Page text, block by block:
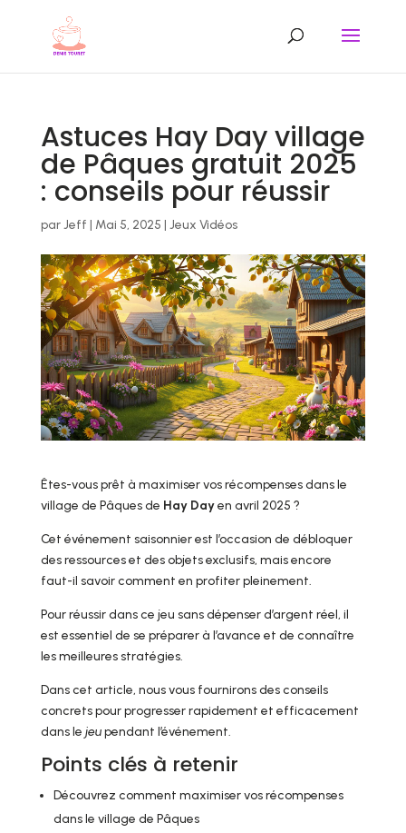
Astuces Hay Day village
de Pâques gratuit 2025
: conseils pour réussir
parJeff | Mai 5, 2025 | Jeux Vidéos
Êtes-vous prêt à maximiser vos récompenses dans le
village de Pâques de Hay Dayen avril 2025 ?
Cet événement saisonnier est l’occasion de débloquer
des ressources et des objets exclusifs, mais encore
faut-il savoir comment en profiter pleinement.
Pour réussir dans ce jeu sans dépenser d’argent réel, il
est essentiel de se préparer à l’avance et de connaître
les meilleures stratégies.
Dans cet article, nous vous fournirons des conseils
concrets pour progresser rapidement et efficacement
dans le jeupendant l’événement.
Points clés à retenir
Découvrez comment maximiser vos récompenses
dans le village de Pâques